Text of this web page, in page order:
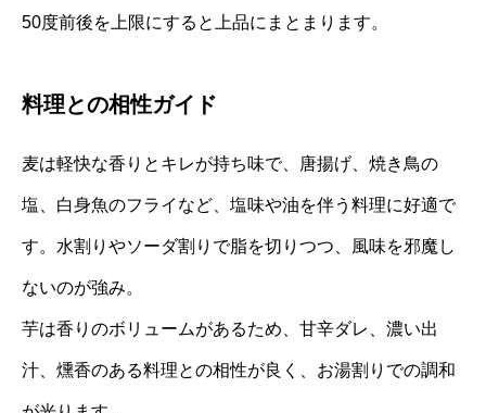
50度前後を上限にすると上品にまとまります。
料理との相性ガイド
麦は軽快な香りとキレが持ち味で、唐揚げ、焼き鳥の
塩、白身魚のフライなど、塩味や油を伴う料理に好適で
す。水割りやソーダ割りで脂を切りつつ、風味を邪魔し
ないのが強み。
芋は香りのボリュームがあるため、甘辛ダレ、濃い出
汁、燻香のある料理との相性が良く、お湯割りでの調和